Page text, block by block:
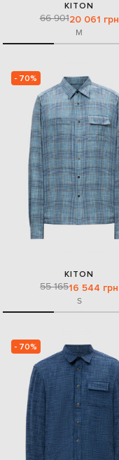
KITON
66 90120 061 грн
M
- 70%
KITON
55 16516 544 грн
S
- 70%